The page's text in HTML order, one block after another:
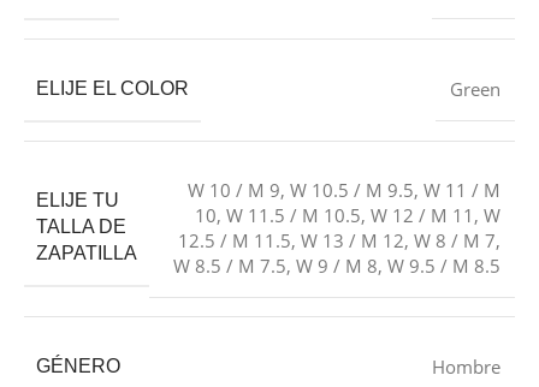
ELIJE EL COLOR Green
ELIJE TU
TALLA DE
ZAPATILLA
W 10 / M 9, W 10.5 / M 9.5, W 11 / M
10, W 11.5 / M 10.5, W 12 / M 11 , W
12.5 / M 11.5, W 13 / M 12, W 8 / M 7,
W 8.5 / M 7.5, W 9 / M 8, W 9.5 / M 8.5
GÉNERO Hombre